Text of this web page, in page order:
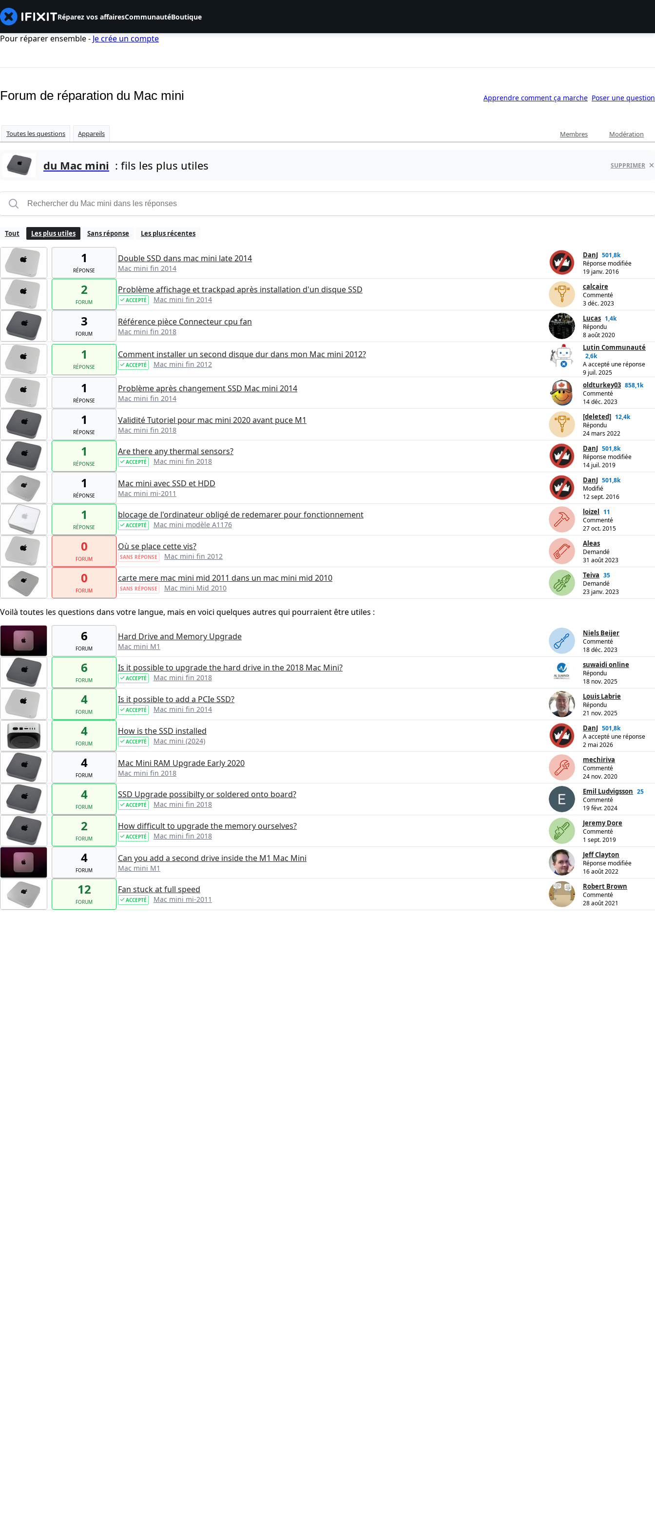
Réparez vos affairesCommunautéBoutique
Pour réparer ensemble - Je crée un compte
Forum de réparation du Mac mini Apprendre comment ça marche Poser une question
Toutes les questions Appareils Membres Modération
du Mac mini : fils les plus utiles SUPPRIMER
Tout Les plus utiles Sans réponse Les plus récentes
1
RÉPONSE
Double SSD dans mac mini late 2014
Mac mini fin 2014
DanJ 501,8k
Réponse modifiée
19 janv. 2016
2
FORUM
Problème affichage et trackpad après installation d'un disque SSD
ACCEPTÉ Mac mini fin 2014
calcaire
Commenté
3 déc. 2023
3
FORUM
Référence pièce Connecteur cpu fan
Mac mini fin 2018
Lucas 1,4k
Répondu
8 août 2020
1
RÉPONSE
Comment installer un second disque dur dans mon Mac mini 2012?
ACCEPTÉ Mac mini fin 2012
Lutin Communauté
2,6k
A accepté une réponse
9 juil. 2025
1
RÉPONSE
Problème après changement SSD Mac mini 2014
Mac mini fin 2014
oldturkey03 858,1k
Commenté
14 déc. 2023
1
RÉPONSE
Validité Tutoriel pour mac mini 2020 avant puce M1
Mac mini fin 2018
[deleted] 12,4k
Répondu
24 mars 2022
1
RÉPONSE
Are there any thermal sensors?
ACCEPTÉ Mac mini fin 2018
DanJ 501,8k
Réponse modifiée
14 juil. 2019
1
RÉPONSE
Mac mini avec SSD et HDD
Mac mini mi-2011
DanJ 501,8k
Modifié
12 sept. 2016
1
RÉPONSE
blocage de l'ordinateur obligé de redemarer pour fonctionnement
ACCEPTÉ Mac mini modèle A1176
loizel 11
Commenté
27 oct. 2015
0
FORUM
Où se place cette vis?
SANS RÉPONSE Mac mini fin 2012
Aleas
Demandé
31 août 2023
0
FORUM
carte mere mac mini mid 2011 dans un mac mini mid 2010
SANS RÉPONSE Mac mini Mid 2010
Teiva 35
Demandé
23 janv. 2023
Voilà toutes les questions dans votre langue, mais en voici quelques autres qui pourraient être utiles :
6
FORUM
Hard Drive and Memory Upgrade
Mac mini M1
Niels Beijer
Commenté
18 déc. 2023
6
FORUM
Is it possible to upgrade the hard drive in the 2018 Mac Mini?
ACCEPTÉ Mac mini fin 2018
suwaidi online
Répondu
18 nov. 2025
4
FORUM
Is it possible to add a PCIe SSD?
ACCEPTÉ Mac mini fin 2014
Louis Labrie
Répondu
21 nov. 2025
4
FORUM
How is the SSD installed
ACCEPTÉ Mac mini (2024)
DanJ 501,8k
A accepté une réponse
2 mai 2026
4
FORUM
Mac Mini RAM Upgrade Early 2020
Mac mini fin 2018
mechiriva
Commenté
24 nov. 2020
4
FORUM
SSD Upgrade possibilty or soldered onto board?
ACCEPTÉ Mac mini fin 2018
Emil Ludvigsson 25
Commenté
19 févr. 2024
2
FORUM
How difficult to upgrade the memory ourselves?
ACCEPTÉ Mac mini fin 2018
Jeremy Dore
Commenté
1 sept. 2019
4
FORUM
Can you add a second drive inside the M1 Mac Mini
Mac mini M1
Jeff Clayton
Réponse modifiée
16 août 2022
12
FORUM
Fan stuck at full speed
ACCEPTÉ Mac mini mi-2011
Robert Brown
Commenté
28 août 2021